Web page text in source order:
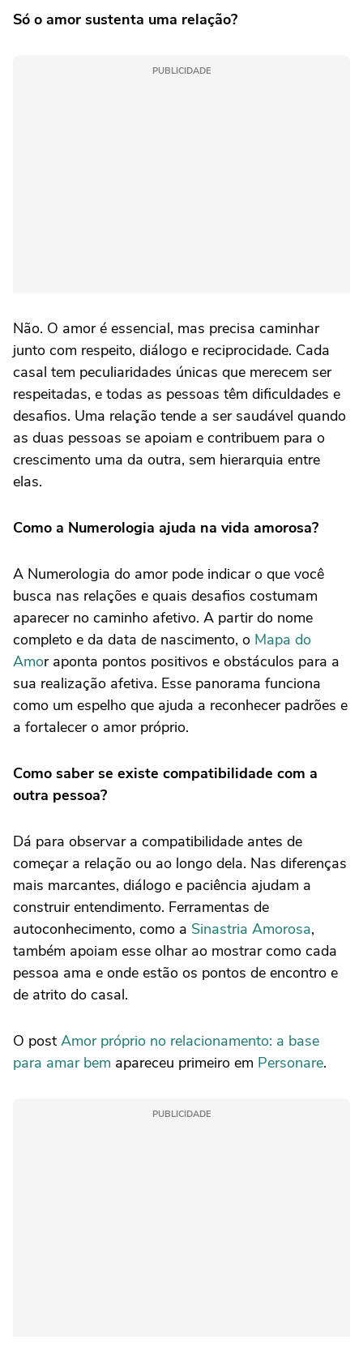
Só o amor sustenta uma relação?
PUBLICIDADE
Não. O amor é essencial, mas precisa caminhar
junto com respeito, diálogo e reciprocidade. Cada
casal tem peculiaridades únicas que merecem ser
respeitadas, e todas as pessoas têm dificuldades e
desafios. Uma relação tende a ser saudável quando
as duas pessoas se apoiam e contribuem para o
crescimento uma da outra, sem hierarquia entre
elas.
Como a Numerologia ajuda na vida amorosa?
A Numerologia do amor pode indicar o que você
busca nas relações e quais desafios costumam
aparecer no caminho afetivo. A partir do nome
completo e da data de nascimento, o Mapa do
Amor aponta pontos positivos e obstáculos para a
sua realização afetiva. Esse panorama funciona
como um espelho que ajuda a reconhecer padrões e
a fortalecer o amor próprio.
Como saber se existe compatibilidade com a
outra pessoa?
Dá para observar a compatibilidade antes de
começar a relação ou ao longo dela. Nas diferenças
mais marcantes, diálogo e paciência ajudam a
construir entendimento. Ferramentas de
autoconhecimento, como a Sinastria Amorosa,
também apoiam esse olhar ao mostrar como cada
pessoa ama e onde estão os pontos de encontro e
de atrito do casal.
O post Amor próprio no relacionamento: a base
para amar bem apareceu primeiro em Personare.
PUBLICIDADE